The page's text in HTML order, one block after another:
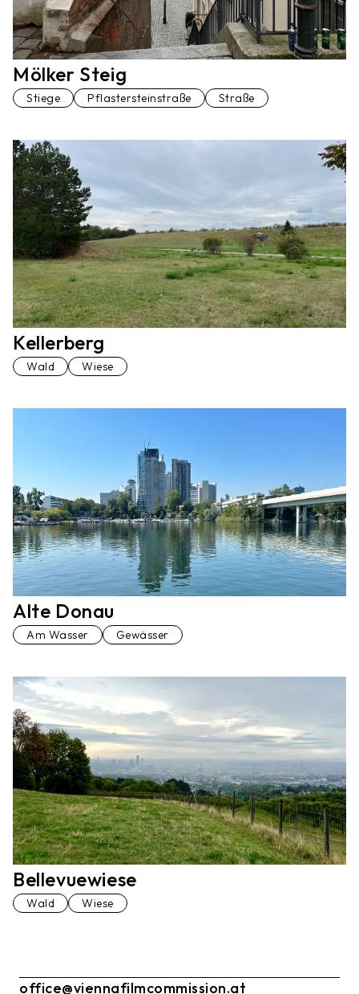
Mölker Steig
Stiege Pflastersteinstraße Straße
Kellerberg
Wald Wiese
Alte Donau
Am Wasser Gewässer
Bellevuewiese
Wald Wiese
office@viennafilmcommission.at